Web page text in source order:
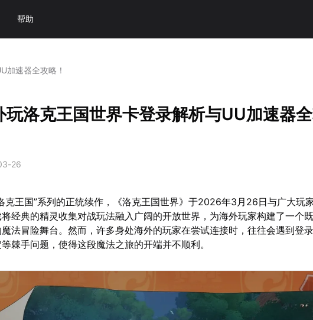
帮助
加速器全攻略！
玩洛克王国世界卡登录解析与UU加速器
26
克王国”系列的正统续作，《洛克王国世界》于2026年3月26日与广大玩
经典的精灵收集对战玩法融入广阔的开放世界，为海外玩家构建了一个
法冒险舞台。然而，许多身处海外的玩家在尝试连接时，往往会遇到登
棘手问题，使得这段魔法之旅的开端并不顺利。